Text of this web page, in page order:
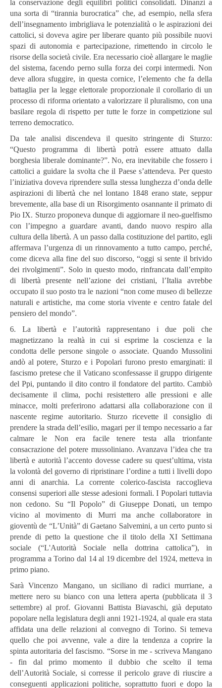
la conservazione degli equilibri politici consolidati. Dinanzi a
una sorta di “tirannia burocratica” che, ad esempio, nella sfera
dell’insegnamento imbrigliava le potenzialità o le aspirazioni dei
cattolici, si doveva agire per liberare quanto più possibile nuovi
spazi di autonomia e partecipazione, rimettendo in circolo le
risorse della società civile. Era necessario cioè allargare le maglie
del sistema, facendo perno sulla forza dei corpi intermedi. Non
deve allora sfuggire, in questa cornice, l’elemento che fa della
battaglia per la legge elettorale proporzionale il corollario di un
processo di riforma orientato a valorizzare il pluralismo, con una
basilare regola di rispetto per tutte le forze in competizione sul
terreno democratico.
Da tale analisi discendeva il quesito stringente di Sturzo:
“Questo programma di libertà potrà essere attuato dalla
borghesia liberale dominante?”. No, era inevitabile che fossero i
cattolici a guidare la svolta che il Paese s’attendeva. Per questo
l’iniziativa doveva riprendere sulla stessa lunghezza d’onda delle
aspirazioni di libertà che nel lontano 1848 erano state, seppur
brevemente, alla base di un Risorgimento osannante il primato di
Pio IX. Sturzo proponeva dunque di aggiornare il neo-guelfismo
con l’impegno a guardare avanti, dando nuovo respiro alla
cultura della libertà. A un passo dalla costituzione del partito, egli
affermava l’urgenza di un rinnovamento a tutto campo, perché,
come diceva alla fine del suo discorso,“oggi si sente il brivido
dei rivolgimenti”. Solo in questo modo, rinfrancata dall’empito
di libertà presente nell’azione dei cristiani, l’Italia avrebbe
occupato il suo posto tra le nazioni “non come museo di bellezze
naturali e artistiche, ma come storia vivente e centro fatale del
pensiero del mondo”.
6. La libertà e l’autorità rappresentano i due poli che
magnetizzano la realtà in cui si esprime la coscienza e la
condotta delle persone singole o associate. Quando Mussolini
andò al potere, Sturzo e i Popolari furono presto emarginati: il
fascismo pretese che il Vaticano sconfessasse il gruppo dirigente
del Ppi, puntando il dito contro il fondatore del partito. Cambiò
decisamente il clima, pochi resistettero alle pressioni e alle
minacce, molti preferirono adattarsi alla collaborazione con il
nascente regime autoritario. Sturzo ricevette il consiglio di
prendere la strada dell’esilio, magari per il tempo necessario a far
calmare le Non era facile tenere testa alla trionfante
consacrazione del potere mussoliniano. Avanzava l’idea che tra
libertà e autorità l’accento dovesse cadere su quest’ultima, vista
la volontà del governo di ripristinare l’ordine a tutti i livelli dopo
anni di anarchia. La corrente colerico-fascista raccoglieva
consensi superiori alle stesse adesioni formali. I Popolari tuttavia
non cedono. Su “Il Popolo” di Giuseppe Donati, un tempo
vicino al movimento di Murri ma anche collaboratore in
gioventù de “L’Unità” di Gaetano Salvemini, a un certo punto si
prende di petto la questione che il titolo della XI Settimana
sociale (“L'Autorità Sociale nella dottrina cattolica”), in
programma a Torino dal 14 al 19 dicembre del 1924, metteva in
primo piano.
Sarà Vincenzo Mangano, un siciliano di radici murriane, a
mettere nero su bianco con una lettera aperta (pubblicata il 3
settembre) al prof. Giovanni Battista Biavaschi, già deputato
popolare nella legislatura degli anni 1921-1924, al quale era stata
affidata una delle relazioni al convegno di Torino. Si temeva
quello che poi avvenne, vale a dire la tendenza a coprire la
spinta autoritaria del fascismo. “Sorse in me - scriveva Mangano
- fin dal primo momento il dubbio che scelto il tema
dell’Autorità Sociale, si corresse il pericolo grave di riuscire a
conseguenti applicazioni politiche, soprattutto fuori e dopo la